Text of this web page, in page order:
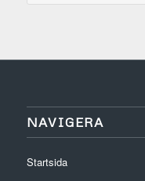
NAVIGERA
Startsida